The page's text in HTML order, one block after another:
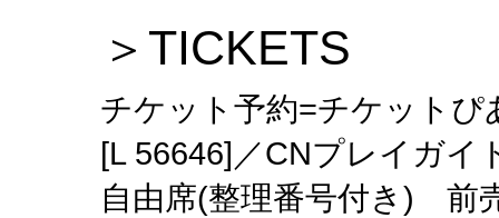
＞TICKETS
チケット予約=チケットぴ
[L 56646]／CNプレイガイ
自由席(整理番号付き) 前